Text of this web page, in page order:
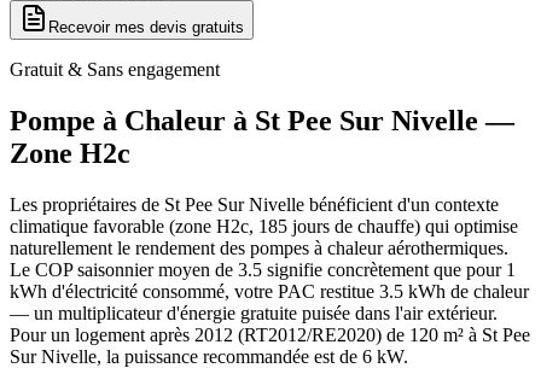
Recevoir mes devis gratuits
Gratuit & Sans engagement
Pompe à Chaleur à St Pee Sur Nivelle —
Zone H2c
Les propriétaires de St Pee Sur Nivelle bénéficient d'un contexte
climatique favorable (zone H2c, 185 jours de chauffe) qui optimise
naturellement le rendement des pompes à chaleur aérothermiques.
Le COP saisonnier moyen de 3.5 signifie concrètement que pour 1
kWh d'électricité consommé, votre PAC restitue 3.5 kWh de chaleur
— un multiplicateur d'énergie gratuite puisée dans l'air extérieur.
Pour un logement après 2012 (RT2012/RE2020) de 120 m² à St Pee
Sur Nivelle, la puissance recommandée est de 6 kW.